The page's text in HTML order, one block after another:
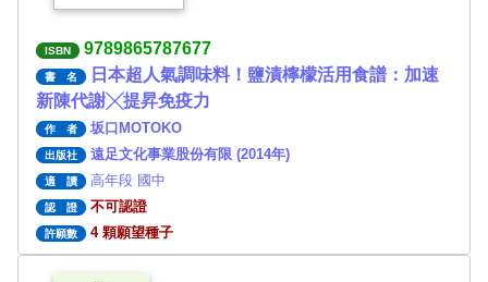
ISBN 9789865787677
書 名
日本超人氣調味料！鹽漬檸檬活用食譜：加速
新陳代謝╳提昇免疫力
作 者 坂口MOTOKO
出版社 遠足文化事業股份有限 (2014年)
適 讀 高年段 國中
認 證 不可認證
許願數 4 顆願望種子